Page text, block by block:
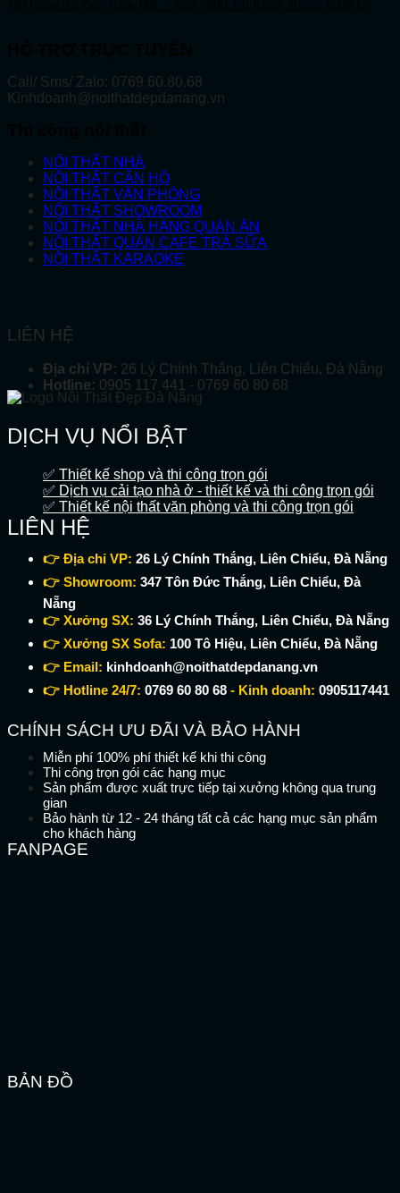
Call/ Sms/ Zalo: 0769.60.80.68
Kinhdoanh@noithatdepdanang.vn
NỘI THẤT NHÀ
NỘI THẤT CĂN HỘ
NỘI THẤT VĂN PHÒNG
NỘI THẤT SHOWROOM
NỘI THẤT NHÀ HÀNG QUÁN ĂN
NỘI THẤT QUÁN CAFE TRÀ SỮA
NỘI THẤT KARAOKE
LIÊN HỆ
Địa chỉ VP: 26 Lý Chính Thắng, Liên Chiểu, Đà Nẵng
Hotline: 0905 117 441 - 0769 60 80 68
DỊCH VỤ NỔI BẬT
✅ Thiết kế shop và thi công trọn gói
✅ Dịch vụ cải tạo nhà ở - thiết kế và thi công trọn gói
✅ Thiết kế nội thất văn phòng và thi công trọn gói
LIÊN HỆ
👉 Địa chỉ VP: 26 Lý Chính Thắng, Liên Chiểu, Đà Nẵng
👉 Showroom: 347 Tôn Đức Thắng, Liên Chiểu, Đà
Nẵng
👉 Xưởng SX: 36 Lý Chính Thắng, Liên Chiểu, Đà Nẵng
👉 Xưởng SX Sofa: 100 Tô Hiệu, Liên Chiểu, Đà Nẵng
👉 Email: kinhdoanh@noithatdepdanang.vn
👉 Hotline 24/7: 0769 60 80 68 - Kinh doanh: 0905117441
CHÍNH SÁCH ƯU ĐÃI VÀ BẢO HÀNH
Miễn phí 100% phí thiết kế khi thi công
Thi công trọn gói các hạng mục
Sản phẩm được xuất trực tiếp tại xưởng không qua trung
gian
Bảo hành từ 12 - 24 tháng tất cả các hạng mục sản phẩm
cho khách hàng
FANPAGE
BẢN ĐỒ